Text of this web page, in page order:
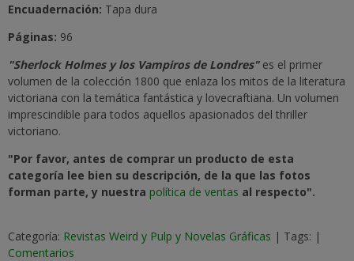
Encuadernación: Tapa dura
Páginas: 96
"Sherlock Holmes y los Vampiros de Londres" es el primer
volumen de la colección 1800 que enlaza los mitos de la literatura
victoriana con la temática fantástica y lovecraftiana. Un volumen
imprescindible para todos aquellos apasionados del thriller
victoriano.
"Por favor, antes de comprar un producto de esta
categoría lee bien su descripción, de la que las fotos
forman parte, y nuestra política de ventas al respecto".
Categoría: Revistas Weird y Pulp y Novelas Gráficas | Tags: |
Comentarios